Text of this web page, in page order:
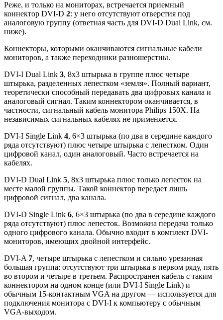
Реже, и только на мониторах, встречается приемный
коннектор DVI-D 2: у него отсутствуют отверстия под
аналоговую группу (ответная часть для DVI-D Dual Link, см.
ниже).
Коннекторы, которыми оканчиваются сигнальные кабели
мониторов, а также переходники разношерстны.
DVI-I Dual Link 3, 8х3 штырька в группе плюс четыре
штырька, разделенных лепестком «земля». Полный вариант,
теоретически способный передавать два цифровых канала и
аналоговый сигнал. Таким коннектором оканчивается, в
частности, сигнальный кабель монитора Philips 150X. На
независимых сигнальных кабелях не применяется.
DVI-I Single Link 4, 6×3 штырька (по два в середине каждого
ряда отсутствуют) плюс четыре штырька с лепестком. Один
цифровой канал, один аналоговый. Часто встречается на
кабелях.
DVI-D Dual Link 5, 8х3 штырька плюс только лепесток на
месте малой группы. Такой коннектор передает лишь
цифровой сигнал, два канала.
DVI-D Single Link 6, 6×3 штырька (по два в середине каждого
ряда отсутствуют) плюс лепесток. Возможна передача только
одного цифрового канала. Обычно входит в комплект DVI-
мониторов, имеющих двойной интерфейс.
DVI-A 7, четыре штырька с лепестком и сильно урезанная
большая группа: отсутствуют три штырька в первом ряду, пять
во втором и четыре в третьем. Распространен кабель с таким
коннектором на одном конце (или DVI-I Single Link) и
обычным 15-контактным VGA на другом — используется для
подключения монитора с DVI-I к компьютеру с обычным
VGA-выходом.